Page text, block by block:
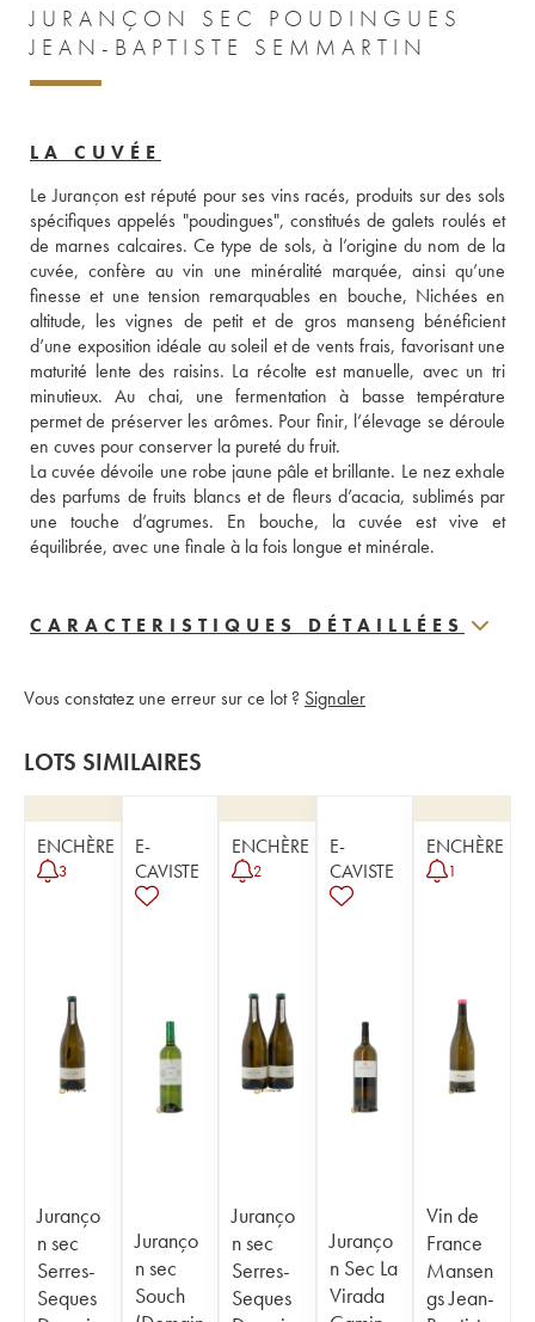
JURANÇON SEC POUDINGUES
JEAN-BAPTISTE SEMMARTIN
LA CUVÉE
Le Jurançon est réputé pour ses vins racés, produits sur des sols
spécifiques appelés "poudingues", constitués de galets roulés et
de marnes calcaires. Ce type de sols, à l’origine du nom de la
cuvée, confère au vin une minéralité marquée, ainsi qu’une
finesse et une tension remarquables en bouche, Nichées en
altitude, les vignes de petit et de gros manseng bénéficient
d’une exposition idéale au soleil et de vents frais, favorisant une
maturité lente des raisins. La récolte est manuelle, avec un tri
minutieux. Au chai, une fermentation à basse température
permet de préserver les arômes. Pour finir, l’élevage se déroule
en cuves pour conserver la pureté du fruit.
La cuvée dévoile une robe jaune pâle et brillante. Le nez exhale
des parfums de fruits blancs et de fleurs d’acacia, sublimés par
une touche d’agrumes. En bouche, la cuvée est vive et
équilibrée, avec une finale à la fois longue et minérale.
CARACTERISTIQUES DÉTAILLÉES
Vous constatez une erreur sur ce lot ? Signaler
LOTS SIMILAIRES
ENCHÈRE
3
Juranço
n sec
Serres-
Seques
E-
CAVISTE
Juranço
n sec
Souch
ENCHÈRE
2
Juranço
n sec
Serres-
Seques
E-
CAVISTE
Juranço
n Sec La
Virada
ENCHÈRE
1
Vin de
France
Mansen
gs Jean-